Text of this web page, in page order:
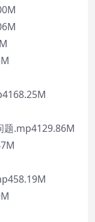
.mp4129.86M